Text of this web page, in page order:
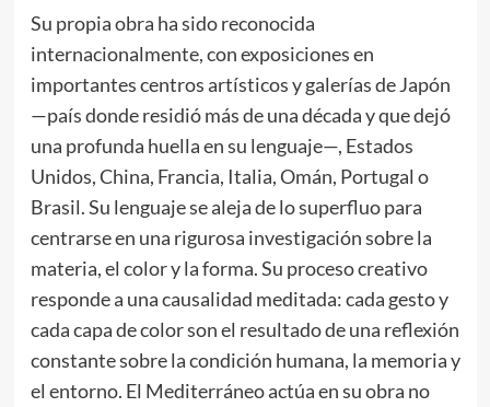
Su propia obra ha sido reconocida
internacionalmente, con exposiciones en
importantes centros artísticos y galerías de Japón
—país donde residió más de una década y que dejó
una profunda huella en su lenguaje—, Estados
Unidos, China, Francia, Italia, Omán, Portugal o
Brasil. Su lenguaje se aleja de lo superfluo para
centrarse en una rigurosa investigación sobre la
materia, el color y la forma. Su proceso creativo
responde a una causalidad meditada: cada gesto y
cada capa de color son el resultado de una reflexión
constante sobre la condición humana, la memoria y
el entorno. El Mediterráneo actúa en su obra no